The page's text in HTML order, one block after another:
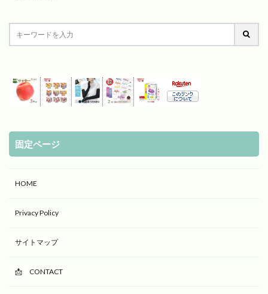
固定ページ
HOME
Privacy Policy
サイトマップ
📩 CONTACT